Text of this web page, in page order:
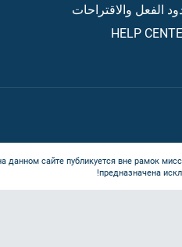
الفعل والاقتراحات
HELP
данном сайте публикуется вне рамок
предназначена